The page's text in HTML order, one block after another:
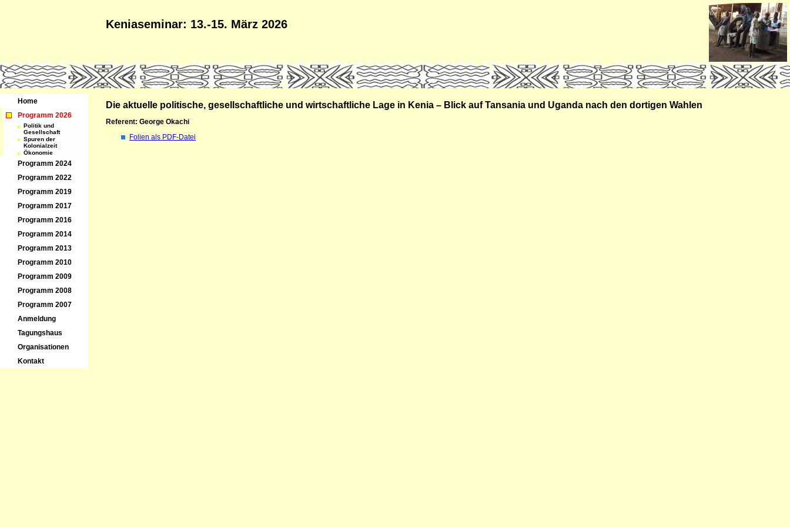
Keniaseminar: 13.-15. März 2026
Home
Programm 2026
Politik und
Gesellschaft
Spuren der
Kolonialzeit
Ökonomie
Programm 2024
Programm 2022
Programm 2019
Programm 2017
Programm 2016
Programm 2014
Programm 2013
Programm 2010
Programm 2009
Programm 2008
Programm 2007
Anmeldung
Tagungshaus
Organisationen
Kontakt
Die aktuelle politische, gesellschaftliche und wirtschaftliche Lage in Kenia – Blick auf Tansania und Uganda nach den dortigen Wahlen
Referent: George Okachi
Folien als PDF-Datei